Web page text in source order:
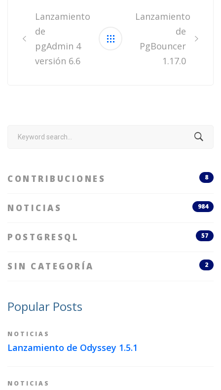
navigation
Lanzamiento
de
pgAdmin 4
versión 6.6
Lanzamiento
de
PgBouncer
1.17.0
Search
CONTRIBUCIONES 8
NOTICIAS 984
POSTGRESQL 57
SIN CATEGORÍA 2
Popular Posts
NOTICIAS
Lanzamiento de Odyssey 1.5.1
NOTICIAS